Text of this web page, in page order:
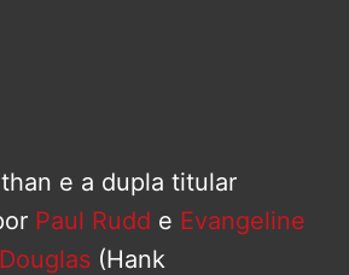
e a dupla titular
Paul Rudd e Evangeline
(Hank